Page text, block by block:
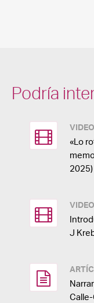
Podría
VIDEO
«Lo
2025)
VIDEO
J